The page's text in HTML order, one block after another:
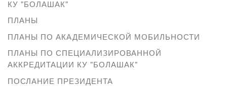
КУ "БОЛАШАК"
ПЛАНЫ
ПЛАНЫ ПО АКАДЕМИЧЕСКОЙ МОБИЛЬНОСТИ
ПЛАНЫ ПО СПЕЦИАЛИЗИРОВАННОЙ
АККРЕДИТАЦИИ КУ "БОЛАШАК"
ПОСЛАНИЕ ПРЕЗИДЕНТА